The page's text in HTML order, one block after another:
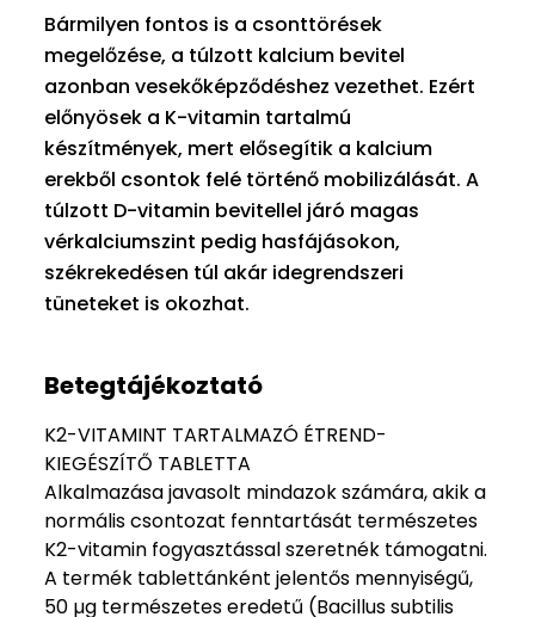
Bármilyen fontos is a csonttörések
megelőzése, a túlzott kalcium bevitel
azonban vesekőképződéshez vezethet. Ezért
előnyösek a K-vitamin tartalmú
készítmények, mert elősegítik a kalcium
erekből csontok felé történő mobilizálását. A
túlzott D-vitamin bevitellel járó magas
vérkalciumszint pedig hasfájásokon,
székrekedésen túl akár idegrendszeri
tüneteket is okozhat.
Betegtájékoztató
K2-VITAMINT TARTALMAZÓ ÉTREND-
KIEGÉSZÍTŐ TABLETTA
Alkalmazása javasolt mindazok számára, akik a
normális csontozat fenntartását természetes
K2-vitamin fogyasztással szeretnék támogatni.
A termék tablettánként jelentős mennyiségű,
50 µg természetes eredetű (Bacillus subtilis